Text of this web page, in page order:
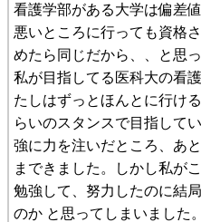
看護学部がある大学は偏差
悪いところに行っても資格
めたら同じだから、、と思っ
私が目指してる医科大の看
たしはずっとほんとに行け
らいのスタンスで目指して
強に力を注いだところ、あ
まできました。しかし私が
勉強して、努力したのに結
のか と思ってしまいました。